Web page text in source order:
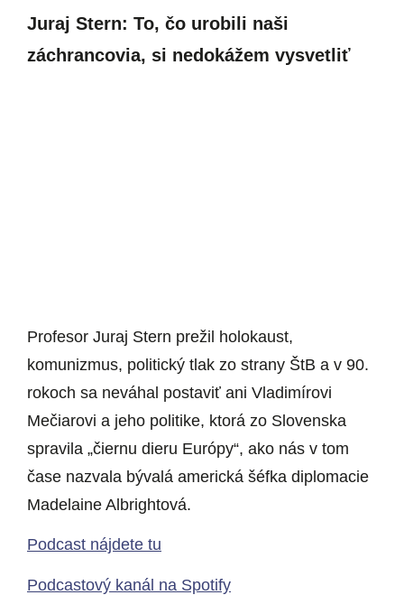
Juraj Stern: To, čo urobili naši
záchrancovia, si nedokážem vysvetliť
Profesor Juraj Stern prežil holokaust,
komunizmus, politický tlak zo strany ŠtB a v 90.
rokoch sa neváhal postaviť ani Vladimírovi
Mečiarovi a jeho politike, ktorá zo Slovenska
spravila „čiernu dieru Európy“, ako nás v tom
čase nazvala bývalá americká šéfka diplomacie
Madelaine Albrightová.
Podcast nájdete tu
Podcastový kanál na Spotify